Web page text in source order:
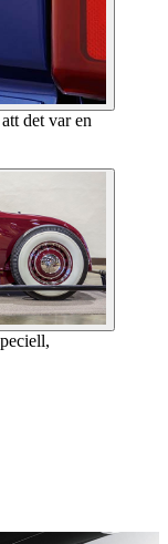
det var en